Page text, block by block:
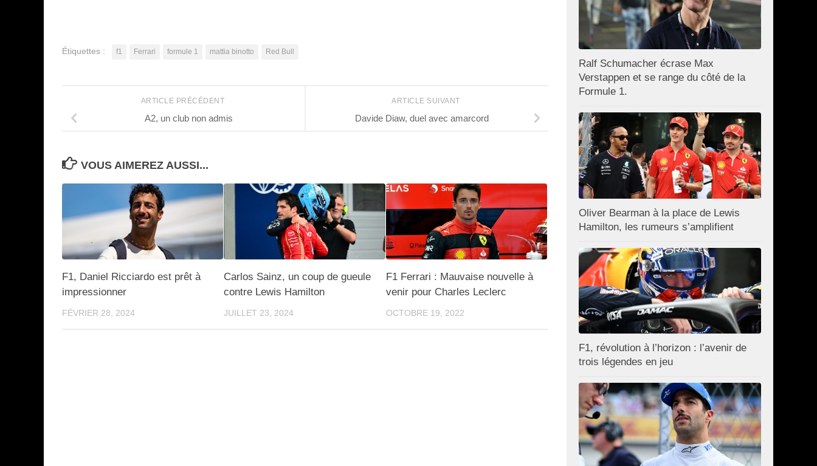
Étiquettes : f1 Ferrari formule 1 mattia binotto Red Bull
ARTICLE SUIVANT
Davide Diaw, duel avec amarcord
ARTICLE PRÉCÉDENT
A2, un club non admis
VOUS AIMEREZ AUSSI...
F1, Daniel Ricciardo est prêt à
impressionner
FÉVRIER 28, 2024
Carlos Sainz, un coup de gueule
contre Lewis Hamilton
JUILLET 23, 2024
F1 Ferrari : Mauvaise nouvelle à
venir pour Charles Leclerc
OCTOBRE 19, 2022
Ralf Schumacher écrase Max
Verstappen et se range du côté de la
Formule 1.
Oliver Bearman à la place de Lewis
Hamilton, les rumeurs s’amplifient
F1, révolution à l’horizon : l’avenir de
trois légendes en jeu